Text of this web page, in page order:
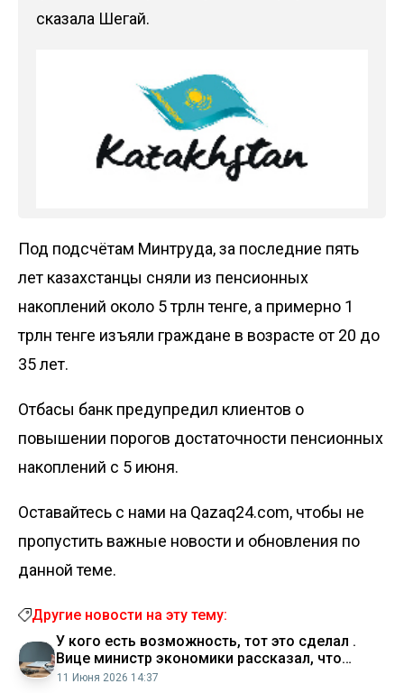
сказала Шегай.
Под подсчётам Минтруда, за последние пять
лет казахстанцы сняли из пенсионных
накоплений около 5 трлн тенге, а примерно 1
трлн тенге изъяли граждане в возрасте от 20 до
35 лет.
Отбасы банк предупредил клиентов о
повышении порогов достаточности пенсионных
накоплений с 5 июня.
Оставайтесь с нами на Qazaq24.com, чтобы не
пропустить важные новости и обновления по
данной теме.
Другие новости на эту тему:
У кого есть возможность, тот это сделал .
Вице министр экономики рассказал, что
снимал пенсионные излишки
11 Июня 2026 14:37